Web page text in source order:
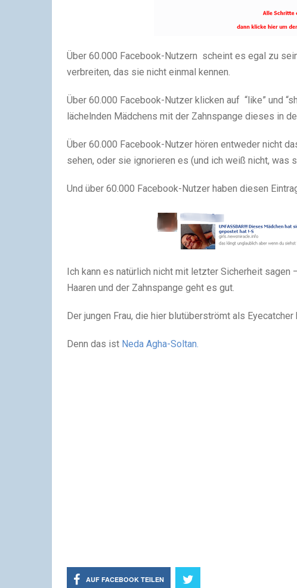
Über 60.000 Facebook-Nutzern scheint es egal zu
verbreiten, das sie nicht einmal kennen.
Über 60.000 Facebook-Nutzer klicken auf “like” und
lächelnden Mädchens mit der Zahnspange dieses in
Über 60.000 Facebook-Nutzer hören entweder nicht
sehen, oder sie ignorieren es (und ich weiß nicht, was
Und über 60.000 Facebook-Nutzer haben diesen
Ich kann es natürlich nicht mit letzter Sicherheit sagen
Haaren und der Zahnspange geht es gut.
Der jungen Frau, die hier blutüberströmt als Eyecatcher
Denn das ist Neda Agha-Soltan.
AUF FACEBOOK TEILEN